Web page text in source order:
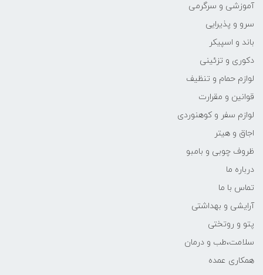
آموزشی و سرگرمی
سرو و پذیرایی
باند و اسپیکر
دکوری و تزئینی
لوازم حمام و تنظیف
قوانین و مقرارت
لوازم سفر و کوهنوردی
اجاق و هیتر
ظروف چوبی و بامبو
درباره ما
تماس با ما
آرایشی و بهداشتی
پتو و روتختی
سلامت،طب و درمان
همکاری عمده